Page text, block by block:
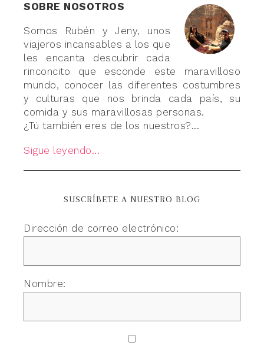
SOBRE NOSOTROS
Somos Rubén y Jeny, unos
viajeros incansables a los que
les encanta descubrir cada
rinconcito que esconde este maravilloso
mundo, conocer las diferentes costumbres
y culturas que nos brinda cada país, su
comida y sus maravillosas personas.
¿Tú también eres de los nuestros?...
Sigue leyendo...
SUSCRÍBETE A NUESTRO BLOG
Dirección de correo electrónico:
Nombre: